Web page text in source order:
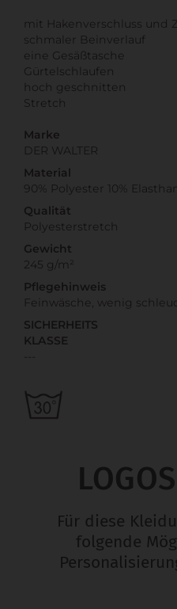
mit Hakenverschluss und
schmaler Beinverlauf
eine Gesäßtasche
Gürtelschlaufen
hoch geschnitten
Stretch
Marke
DER WALTER
Material
90% Polyester 10%
Qualität
Polyesterstretch
Gewicht
245 g/m²
Pflegehinweis
Feinwäsche, wenig
SICHERHEITS
KLASSE
Für diese
folgende